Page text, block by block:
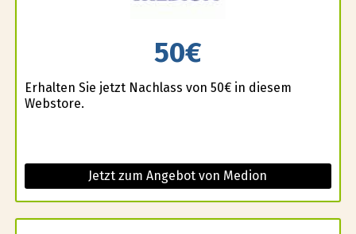
50€
Erhalten Sie jetzt Nachlass von 50€ in diesem
Webstore.
Jetzt zum Angebot von Medion